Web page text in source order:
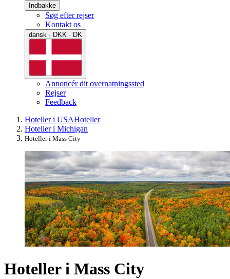
Indbakke
Søg efter rejser
Kontakt os
dansk · DKK · DK
Annoncér dit overnatningssted
Rejser
Feedback
Hoteller i USAHoteller
Hoteller i Michigan
Hoteller i Mass City
Hoteller i Mass City